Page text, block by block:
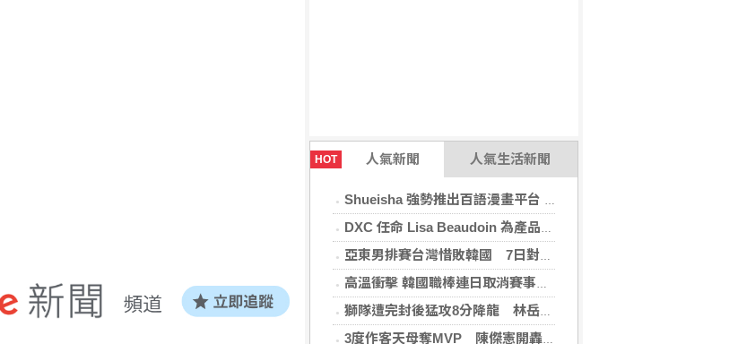
HOT 人氣新聞 人氣生活新聞
Shueisha 強勢推出百語漫畫平台 MANGA MILLION 大舉進軍全球市場
DXC 任命 Lisa Beaudoin 為產品總監，以加速產品導向型增長
亞東男排賽台灣惜敗韓國 7日對戰日本拚4強
高溫衝擊 韓國職棒連日取消賽事、11日起晚間7時開打
獅隊遭完封後猛攻8分降龍 林岳平：總是要發揮
3度作客天母奪MVP 陳傑憲開轟擊退雙殺心魔